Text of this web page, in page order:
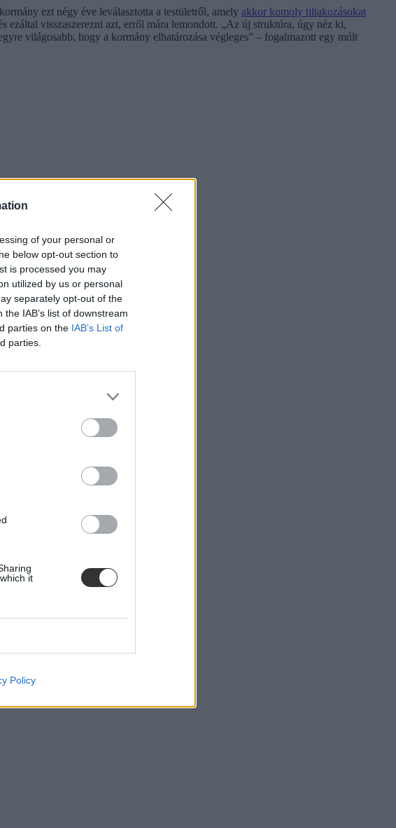
of your personal or
below opt-out section to
is processed you may
utilized by us or personal
separately opt-out of the
IAB’s list of downstream
parties on the IAB’s List of
parties.
it
Policy
ezt négy éve leválasztotta a testületről, amely akkor komoly tiltakozásokat
ezáltal visszaszerezni azt, erről mára lemondott. „Az új struktúra, úgy néz ki,
világosabb, hogy a kormány elhatározása végleges” – fogalmazott egy múlt